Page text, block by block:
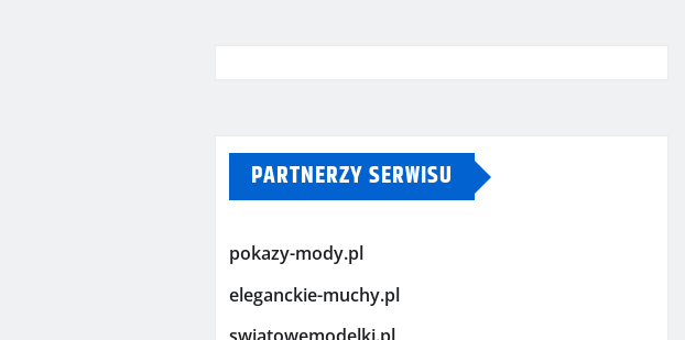
PARTNERZY SERWISU
pokazy-mody.pl
eleganckie-muchy.pl